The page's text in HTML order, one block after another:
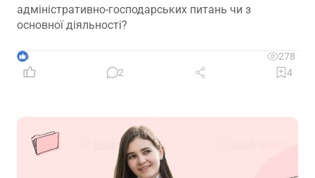
адміністративно-господарських питань чи з
основної діяльності?
6
278
2
4